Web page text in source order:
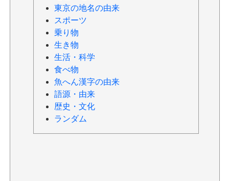
東京の地名の由来
スポーツ
乗り物
生き物
生活・科学
食べ物
魚へん漢字の由来
語源・由来
歴史・文化
ランダム